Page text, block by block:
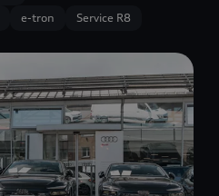
e-tron Service R8